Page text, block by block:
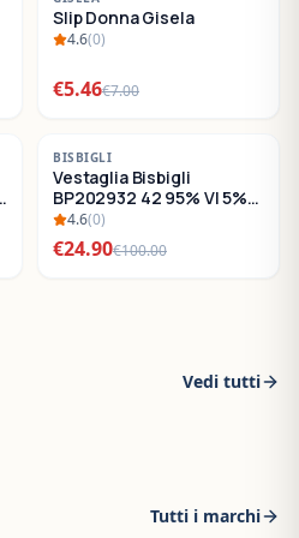
SALDI
Slip Donna Gisela
4.6(0)
€5.46€7.00
-75 %
SALDI
BISBIGLI
Vestaglia Bisbigli
BP202932 42 95% VI 5%
EA4.6(0)
€24.90€100.00
Vedi tutti
Tutti i marchi